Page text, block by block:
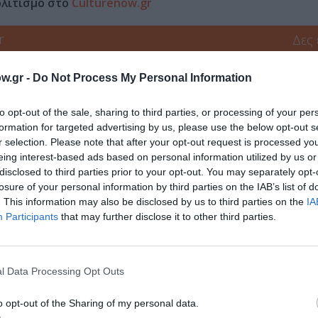
- Do Not Process My Personal Information
opt-out of the sale, sharing to third parties, or processing of your
for targeted advertising by us, please use the below opt-out
selection. Please note that after your opt-out request is processed
interest-based ads based on personal information utilized by us
to third parties prior to your opt-out. You may separately
of your personal information by third parties on the IAB’s list of
This information may also be disclosed by us to third parties on the
Participants that may further disclose it to other third parties.
Data Processing Opt Outs
opt-out of the Sharing of my personal data.
Δες
ΕΚΔΗΛΩΣΕΙΣ ΕΛΛΗΝΟΑΜΕΡΙΚΑΝΙΚΗ ΕΝΩΣΗ
και τον Πολιτισμό!
Άρθρα